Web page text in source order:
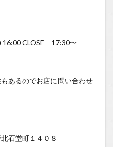
16:00 CLOSE 17:30〜
あるのでお店に問い合わせ
石堂町１４０８